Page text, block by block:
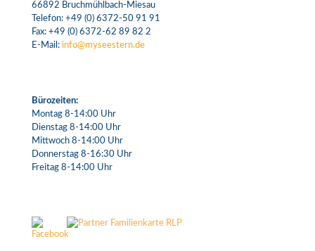
66892 Bruchmühlbach-Miesau
Telefon: +49 (0) 6372-50 91 91
Fax: +49 (0) 6372-62 89 82 2
E-Mail: info@myseestern.de
Bürozeiten:
Montag 8-14:00 Uhr
Dienstag 8-14:00 Uhr
Mittwoch 8-14:00 Uhr
Donnerstag 8-16:30 Uhr
Freitag 8-14:00 Uhr